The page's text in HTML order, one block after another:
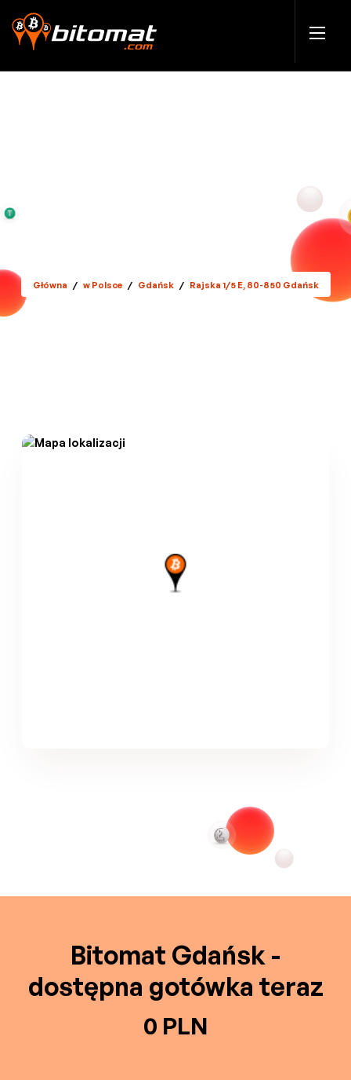
Główna / w Polsce / Gdańsk / Rajska 1/5 E, 80-850 Gdańsk
Bitomat Gdańsk -
dostępna gotówka teraz
0 PLN